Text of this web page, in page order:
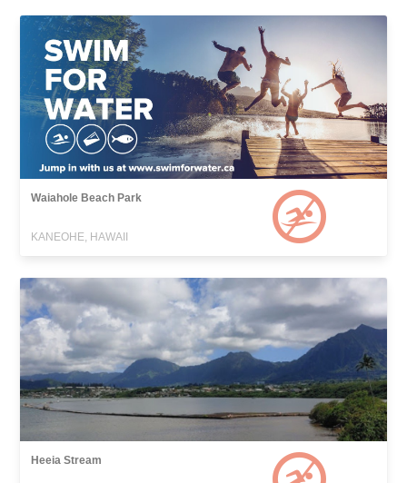
Waiahole Beach Park
KANEOHE, HAWAII
Heeia Stream